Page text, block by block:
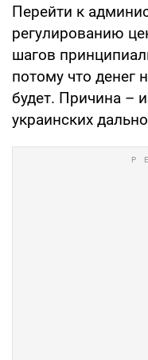
Перейти к
регулированию
шагов
потому что денег
будет. Причина –
украинских